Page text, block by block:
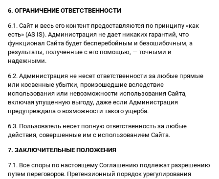
6. ОГРАНИЧЕНИЕ ОТВЕТСТВЕННОСТИ
6.1. Сайт и весь его контент предоставляются по принципу «как
есть» (AS IS). Администрация не дает никаких гарантий, что
функционал Сайта будет бесперебойным и безошибочным, а
результаты, полученные с его помощью, — точными и
надежными.
6.2. Администрация не несет ответственности за любые прямые
или косвенные убытки, произошедшие вследствие
использования или невозможности использования Сайта,
включая упущенную выгоду, даже если Администрация
предупреждала о возможности такого ущерба.
6.3. Пользователь несет полную ответственность за любые
действия, совершенные им с использованием Сайта.
7. ЗАКЛЮЧИТЕЛЬНЫЕ ПОЛОЖЕНИЯ
7.1. Все споры по настоящему Соглашению подлежат разрешению
путем переговоров. Претензионный порядок урегулирования